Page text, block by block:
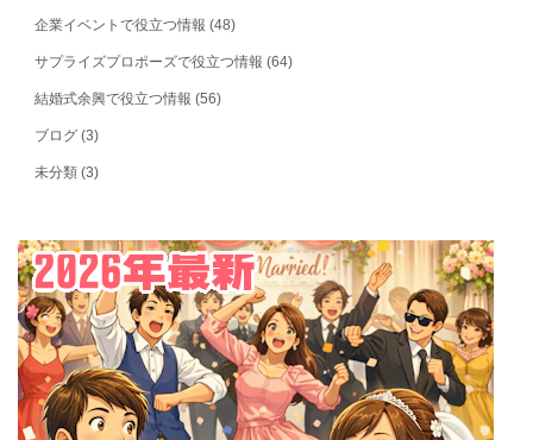
企業イベントで役立つ情報 (48)
サプライズプロポーズで役立つ情報 (64)
結婚式余興で役立つ情報 (56)
ブログ (3)
未分類 (3)